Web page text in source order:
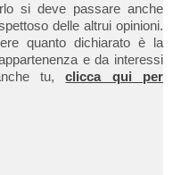
si deve passare anche
delle altrui opinioni.
quanto dichiarato è la
e da interessi
tu,clicca qui per